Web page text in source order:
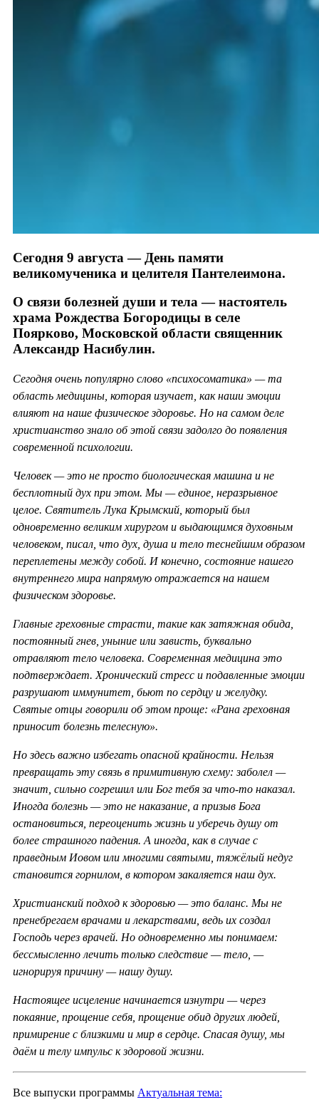
Сегодня 9 августа — День памяти
великомученика и целителя Пантелеимона.
О связи болезней души и тела — настоятель
храма Рождества Богородицы в селе
Поярково, Московской области священник
Александр Насибулин.
Сегодня очень популярно слово «психосоматика» — та
область медицины, которая изучает, как наши эмоции
влияют на наше физическое здоровье. Но на самом деле
христианство знало об этой связи задолго до появления
современной психологии.
Человек — это не просто биологическая машина и не
бесплотный дух при этом. Мы — единое, неразрывное
целое. Святитель Лука Крымский, который был
одновременно великим хирургом и выдающимся духовным
человеком, писал, что дух, душа и тело теснейшим образом
переплетены между собой. И конечно, состояние нашего
внутреннего мира напрямую отражается на нашем
физическом здоровье.
Главные греховные страсти, такие как затяжная обида,
постоянный гнев, уныние или зависть, буквально
отравляют тело человека. Современная медицина это
подтверждает. Хронический стресс и подавленные эмоции
разрушают иммунитет, бьют по сердцу и желудку.
Святые отцы говорили об этом проще: «Рана греховная
приносит болезнь телесную».
Но здесь важно избегать опасной крайности. Нельзя
превращать эту связь в примитивную схему: заболел —
значит, сильно согрешил или Бог тебя за что-то наказал.
Иногда болезнь — это не наказание, а призыв Бога
остановиться, переоценить жизнь и уберечь душу от
более страшного падения. А иногда, как в случае с
праведным Иовом или многими святыми, тяжёлый недуг
становится горнилом, в котором закаляется наш дух.
Христианский подход к здоровью — это баланс. Мы не
пренебрегаем врачами и лекарствами, ведь их создал
Господь через врачей. Но одновременно мы понимаем:
бессмысленно лечить только следствие — тело, —
игнорируя причину — нашу душу.
Настоящее исцеление начинается изнутри — через
покаяние, прощение себя, прощение обид других людей,
примирение с близкими и мир в сердце. Спасая душу, мы
даём и телу импульс к здоровой жизни.
Все выпуски программы Актуальная тема: